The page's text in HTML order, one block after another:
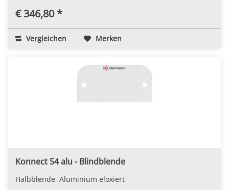
€ 346,80 *
Vergleichen Merken
Konnect 54 alu - Blindblende
Halbblende, Aluminium eloxiert